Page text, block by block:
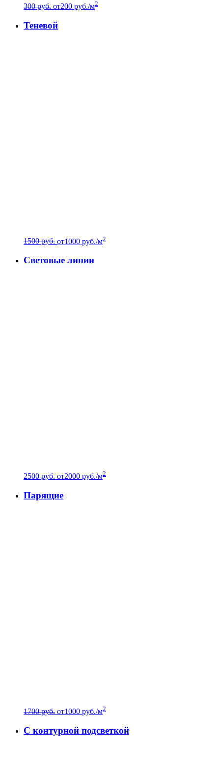
300 руб. от200 руб./м2
Теневой
1500 руб. от1000 руб./м2
Световые линии
2500 руб. от2000 руб./м2
Парящие
1700 руб. от1000 руб./м2
C контурной подсветкой